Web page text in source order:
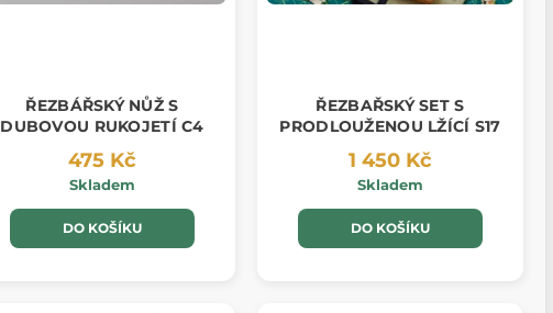
ŘEZBÁŘSKÝ NŮŽ S
DUBOVOU RUKOJETÍ C4
475 Kč
Skladem
DO KOŠÍKU
ŘEZBAŘSKÝ SET S
PRODLOUŽENOU LŽÍCÍ S17
1 450 Kč
Skladem
DO KOŠÍKU